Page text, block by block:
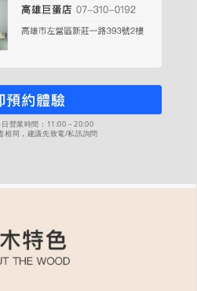
營業時間：11:00－20:00
相同，建議先致電/私訊詢問